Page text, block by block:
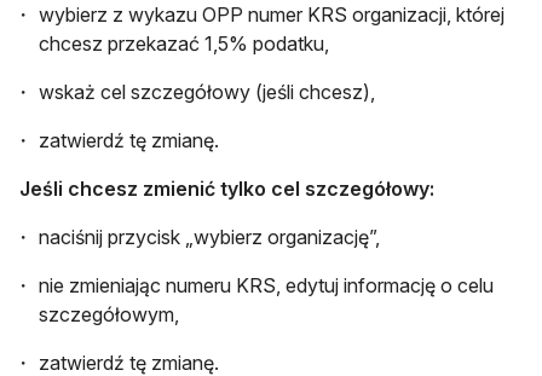
wybierz z wykazu OPP numer KRS organizacji, której
chcesz przekazać 1,5% podatku,
wskaż cel szczegółowy (jeśli chcesz),
zatwierdź tę zmianę.
Jeśli chcesz zmienić tylko cel szczegółowy:
naciśnij przycisk „wybierz organizację”,
nie zmieniając numeru KRS, edytuj informację o celu
szczegółowym,
zatwierdź tę zmianę.